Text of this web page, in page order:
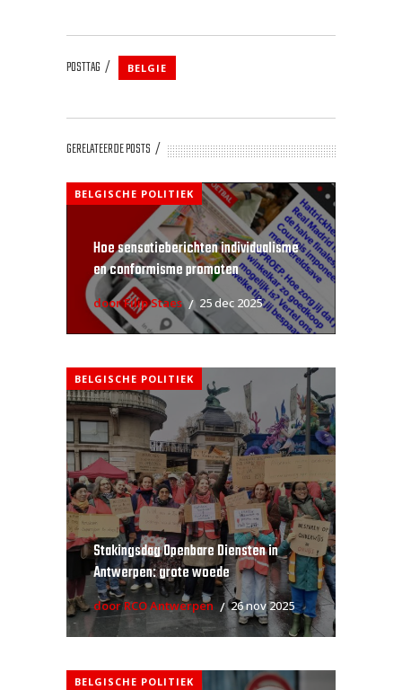
POSTTAG BELGIE
GERELATEERDE POSTS
BELGISCHE POLITIEK
Hoe sensatieberichten individualisme
en conformisme promoten
door Filip Staes 25 dec 2025
BELGISCHE POLITIEK
Stakingsdag Openbare Diensten in
Antwerpen: grote woede
door RCO Antwerpen 26 nov 2025
BELGISCHE POLITIEK